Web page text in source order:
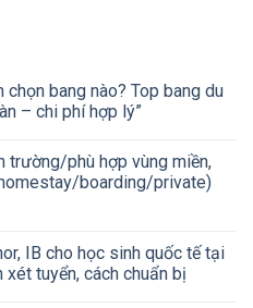
chọn bang nào? Top bang du
– chi phí hợp lý”
trường/phù hợp vùng miền,
boarding/private)
IB cho học sinh quốc tế tại
tuyển, cách chuẩn bị